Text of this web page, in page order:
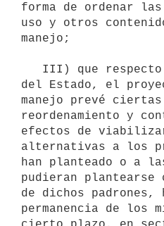
forma de ordenar
uso y otros
manejo;
del Estado, el
manejo prevé
reordenamiento y
efectos de
alternativas a los
han planteado o a
pudieran plantearse
de dichos
permanencia de los